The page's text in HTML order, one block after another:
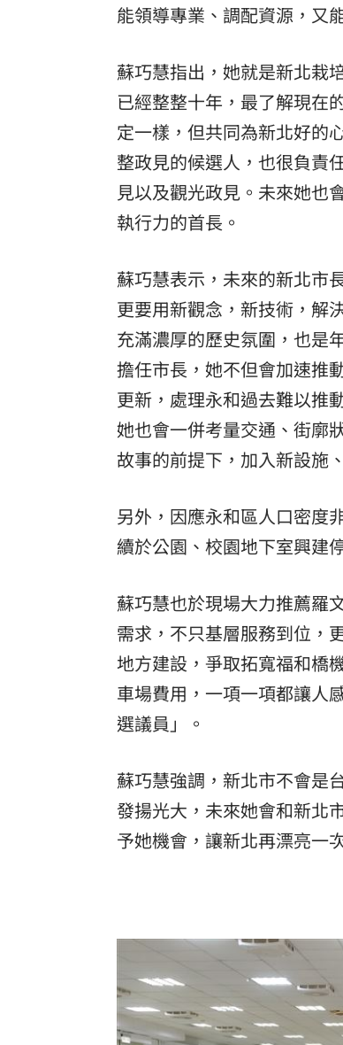
能領導專業、調配資源，又
蘇巧慧指出，她就是新北栽
已經整整十年，最了解現在
定一樣，但共同為新北好的
整政見的候選人，也很負責
見以及觀光政見。未來她也
執行力的首長。
蘇巧慧表示，未來的新北市
更要用新觀念，新技術，解
充滿濃厚的歷史氛圍，也是
擔任市長，她不但會加速推
更新，處理永和過去難以推
她也會一併考量交通、街廓
故事的前提下，加入新設施
另外，因應永和區人口密度
續於公園、校園地下室興建
蘇巧慧也於現場大力推薦羅
需求，不只基層服務到位，
地方建設，爭取拓寬福和橋
車場費用，一項一項都讓人
選議員」。
蘇巧慧強調，新北市不會是
發揚光大，未來她會和新北
予她機會，讓新北再漂亮一